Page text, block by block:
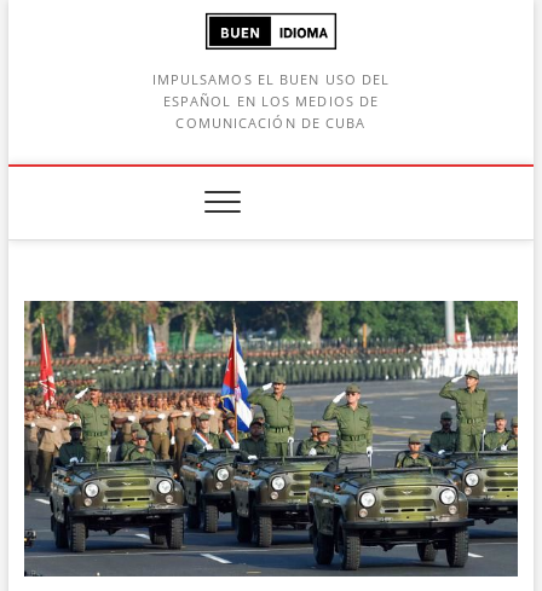
IMPULSAMOS EL BUEN USO DEL
ESPAÑOL EN LOS MEDIOS DE
COMUNICACIÓN DE CUBA